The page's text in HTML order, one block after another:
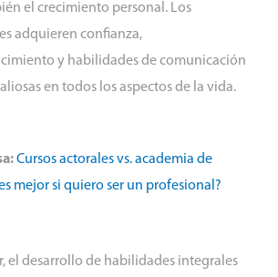
el crecimiento personal. Los
adquieren confianza,
y habilidades de comunicación
en todos los aspectos de la vida.
Cursos actorales vs. academia de
mejor si quiero ser un profesional?
el desarrollo de habilidades integrales